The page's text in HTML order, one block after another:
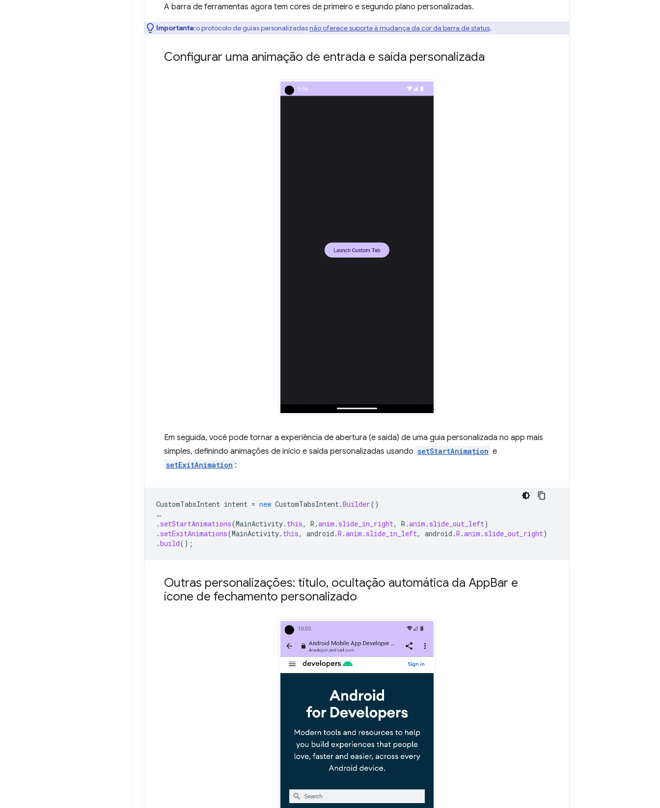
A barra de ferramentas agora tem cores de primeiro e segundo plano personalizadas.
Importante:o protocolo de guias personalizadasnão oferece suporte à mudança da cor da barra de status.
Configurar uma animação de entrada e saída personalizada
Em seguida, você pode tornar a experiência de abertura (e saída) de uma guia personalizada no app mais
simples, definindo animações de início e saída personalizadas usando setStartAnimation e
setExitAnimation :
CustomTabsIntent intent = new CustomTabsIntent.Builder()
…
. setStartAnimations(MainActivity. this, R .anim . slide_in_right, R .anim . slide_out_left)
. setExitAnimations(MainActivity. this, android .R .anim . slide_in_left, android .R .anim . slide_out_right)
.build();
Outras personalizações: título, ocultação automática da AppBar e
ícone de fechamento personalizado